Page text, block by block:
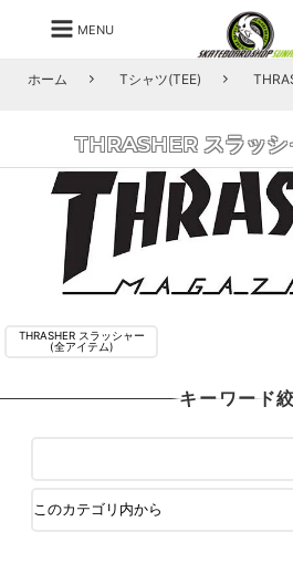
MENU
ホーム Tシャツ(TEE)
THRASHER スラッ
THRASHER スラッシャー
(全アイテム)
キーワード